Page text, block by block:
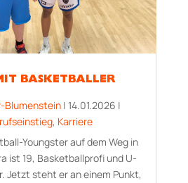
BASKETBALLER
Blumenstein| 14.01.2026 |
, Karriere
Youngster auf dem Weg in
ist 19, Basketballprofi und U-
Jetzt steht er an einem Punkt,